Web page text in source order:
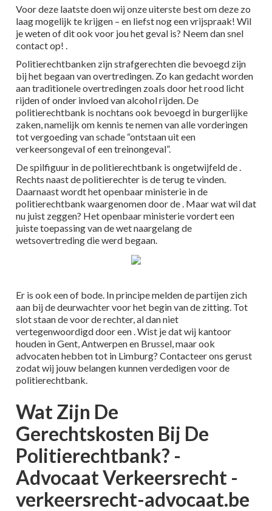
Voor deze laatste doen wij onze uiterste best om deze zo
laag mogelijk te krijgen – en liefst nog een vrijspraak! Wil
je weten of dit ook voor jou het geval is? Neem dan snel
contact op! .
Politierechtbanken zijn strafgerechten die bevoegd zijn
bij het begaan van overtredingen. Zo kan gedacht worden
aan traditionele overtredingen zoals door het rood licht
rijden of onder invloed van alcohol rijden. De
politierechtbank is nochtans ook bevoegd in burgerlijke
zaken, namelijk om kennis te nemen van alle vorderingen
tot vergoeding van schade “ontstaan uit een
verkeersongeval of een treinongeval”.
De spilfiguur in de politierechtbank is ongetwijfeld de .
Rechts naast de politierechter is de terug te vinden.
Daarnaast wordt het openbaar ministerie in de
politierechtbank waargenomen door de . Maar wat wil dat
nu juist zeggen? Het openbaar ministerie vordert een
juiste toepassing van de wet naargelang de
wetsovertreding die werd begaan.
Er is ook een of bode. In principe melden de partijen zich
aan bij de deurwachter voor het begin van de zitting. Tot
slot staan de voor de rechter, al dan niet
vertegenwoordigd door een . Wist je dat wij kantoor
houden in Gent, Antwerpen en Brussel, maar ook
advocaten hebben tot in Limburg? Contacteer ons gerust
zodat wij jouw belangen kunnen verdedigen voor de
politierechtbank.
Wat Zijn De
Gerechtskosten Bij De
Politierechtbank? -
Advocaat Verkeersrecht -
verkeersrecht-advocaat.be